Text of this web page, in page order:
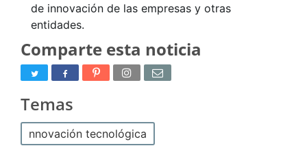
de innovación de las empresas y otras
entidades.
Comparte esta noticia
Temas
nnovación tecnológica